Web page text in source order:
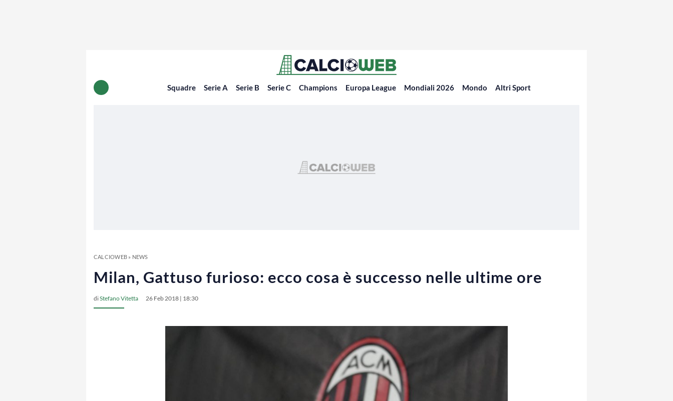
Squadre Serie A Serie B Serie C Champions Europa League Mondiali 2026 Mondo Altri Sport
CALCIOWEB» NEWS
Milan, Gattuso furioso: ecco cosa è successo nelle ultime ore
diStefano Vitetta 26 Feb 2018 | 18:30